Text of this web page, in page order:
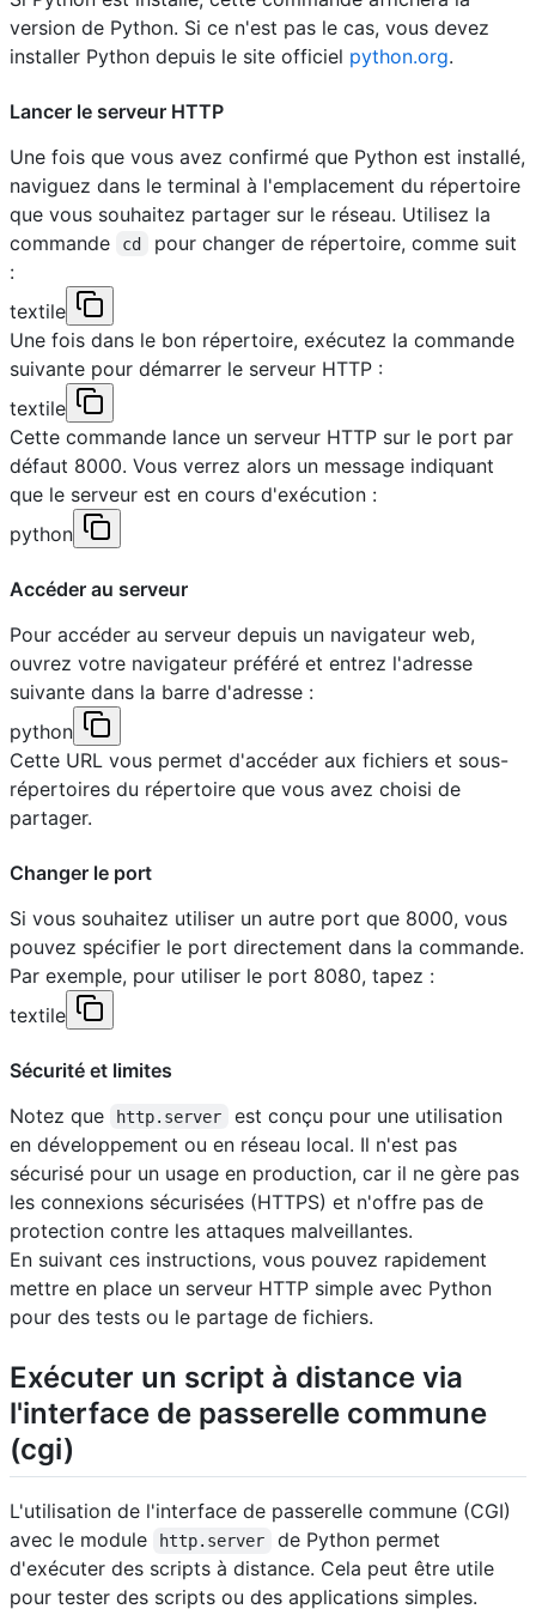
version de Python. Si ce n'est pas le cas, vous devez
installer Python depuis le site officiel python.org.
Lancer le serveur HTTP
Une fois que vous avez confirmé que Python est installé,
naviguez dans le terminal à l'emplacement du répertoire
que vous souhaitez partager sur le réseau. Utilisez la
commande
cd
pour changer de répertoire, comme suit
:
textile
Une fois dans le bon répertoire, exécutez la commande
suivante pour démarrer le serveur HTTP :
textile
Cette commande lance un serveur HTTP sur le port par
défaut 8000. Vous verrez alors un message indiquant
que le serveur est en cours d'exécution :
python
Accéder au serveur
Pour accéder au serveur depuis un navigateur web,
ouvrez votre navigateur préféré et entrez l'adresse
suivante dans la barre d'adresse :
python
Cette URL vous permet d'accéder aux fichiers et sous-
répertoires du répertoire que vous avez choisi de
partager.
Changer le port
Si vous souhaitez utiliser un autre port que 8000, vous
pouvez spécifier le port directement dans la commande.
Par exemple, pour utiliser le port 8080, tapez :
textile
Sécurité et limites
Notez que
http.server
est conçu pour une utilisation
en développement ou en réseau local. Il n'est pas
sécurisé pour un usage en production, car il ne gère pas
les connexions sécurisées (HTTPS) et n'offre pas de
protection contre les attaques malveillantes.
En suivant ces instructions, vous pouvez rapidement
mettre en place un serveur HTTP simple avec Python
pour des tests ou le partage de fichiers.
Exécuter un script à distance via
l'interface de passerelle commune
(cgi)
L'utilisation de l'interface de passerelle commune (CGI)
avec le module
http.server
de Python permet
d'exécuter des scripts à distance. Cela peut être utile
pour tester des scripts ou des applications simples.